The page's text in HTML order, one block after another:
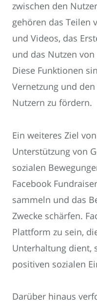
zwischen den
gehören das Teilen
und Videos, das
und das Nutzen
Diese Funktionen
Vernetzung und
Nutzern zu fördern.
Ein weiteres Ziel
Unterstützung von
sozialen
Facebook
sammeln und das
Zwecke schärfen.
Plattform zu sein,
Unterhaltung dient,
positiven sozialen
Darüber hinaus